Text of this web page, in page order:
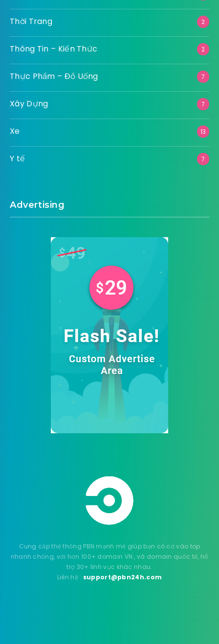
Thời Trang 2
Thông Tin – Kiến Thức 2
Thực Phẩm – Đồ Uống 7
Xây Dựng 7
Xe 13
Y tế 7
Advertising
Cung cấp thệ thống PBN mạnh mẽ giúp bạn có cơ vào top
nhanh chống, với hơn 100+ domain VN , và domain quốc tế, hỗ
trợ 30+ lĩnh vực khác nhau.
Liên hệ : support@pbn24h.com